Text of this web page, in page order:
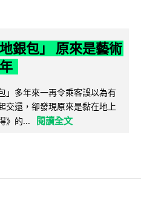
銀包」 原來是藝術
」多年來一再令乘客誤以為有
交還，卻發現原來是黏在地上
》的...
閱讀全文